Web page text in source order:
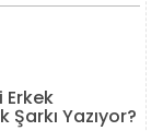
Erkek
Yazıyor?